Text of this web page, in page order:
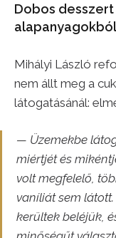
Dobos
alapanyagokból
Mihályi László
nem állt meg a
látogatásánál:
— Üzemekbe
miértjét és
volt megfelelő,
vaníliát sem
kerültek beléjük,